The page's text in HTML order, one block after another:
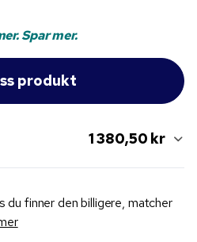
Spar mer.
1 380,50 kr
du finner den billigere, matcher